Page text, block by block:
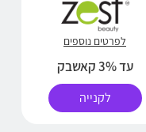
לפרטים נוספים
עד 3% קאשבק
לקנייה